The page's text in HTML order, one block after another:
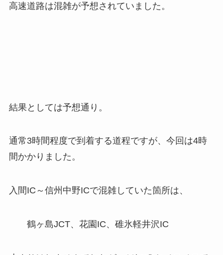
高速道路は混雑が予想されていました。
結果としては予想通り。
通常3時間程度で到着する道程ですが、今回は4時
間かかりました。
入間IC～信州中野ICで混雑していた箇所は、
鶴ヶ島JCT、花園IC、碓氷軽井沢IC